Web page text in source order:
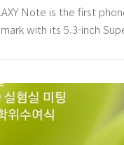
Note is the first
with its 5.3-inch
and apps
Samsung 1.4GHz dual-
skinned with